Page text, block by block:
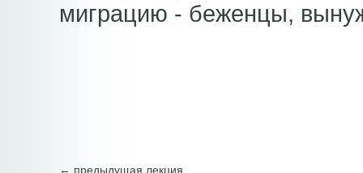
миграцию - беженцы,
← предыдущая лекция